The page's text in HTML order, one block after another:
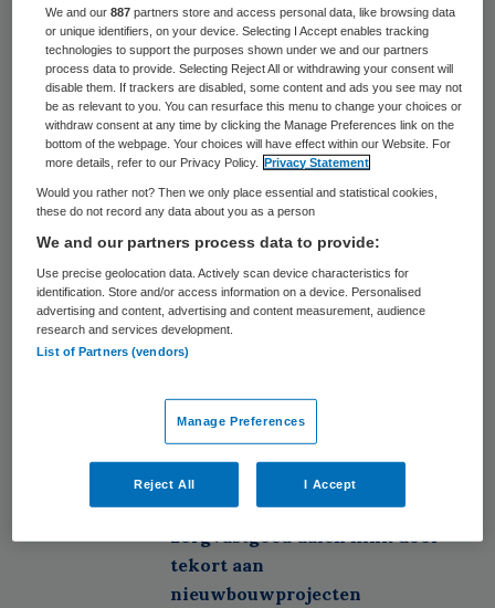
Geschreven
31 jul 2026
‘Regeldruk kost zorg jaarlijks
2 miljard euro’
24 jul 2026
Nieuwe bekostiging moet
toegang tot
elektroconvulsietherapie
verbeteren
24 jul 2026
Nederland is koploper
langdurige zorg, maar telt op
één na minste
Zorgpersoneel werkt ondanks
alle plannen niet meer uren
17 jul 2026
Investeringen in
zorgvastgoed dalen flink door
tekort aan
nieuwbouwprojecten
We and our887 partners store and access personal data, like browsing data
or unique identifiers, on your device. Selecting I Accept enables tracking
technologies to support the purposes shown under we and our partners
process data to provide. Selecting Reject All or withdrawing your consent will
disable them. If trackers are disabled, some content and ads you see may not
be as relevant to you. You can resurface this menu to change your choices or
withdraw consent at any time by clicking the Manage Preferences link on the
bottom of the webpage. Your choices will have effect within our Website. For
more details, refer to our Privacy Policy.
Privacy Statement
Would you rather not? Then we only place essential and statistical cookies,
these do not record any data about you as a person
We and our partners process data to provide:
Use precise geolocation data. Actively scan device characteristics for
identification. Store and/or access information on a device. Personalised
advertising and content, advertising and content measurement, audience
research and services development.
List of Partners (vendors)
Manage Preferences
Reject All I Accept